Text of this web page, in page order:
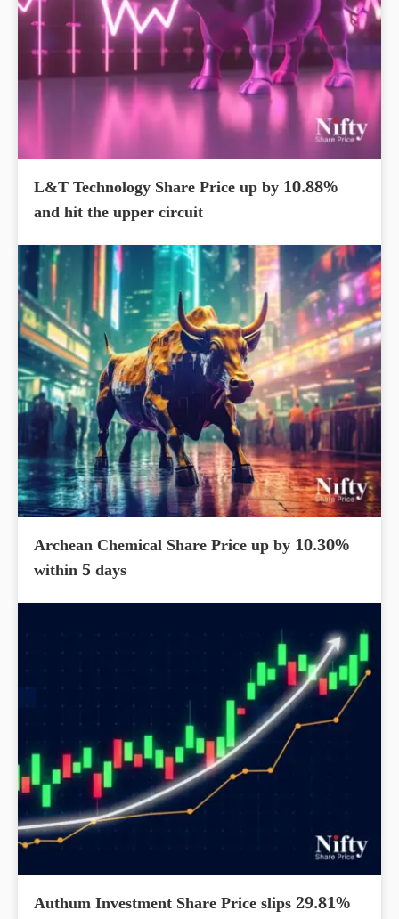
L&T Technology Share Price up by 10.88%
and hit the upper circuit
Archean Chemical Share Price up by 10.30%
within 5 days
Authum Investment Share Price slips 29.81%